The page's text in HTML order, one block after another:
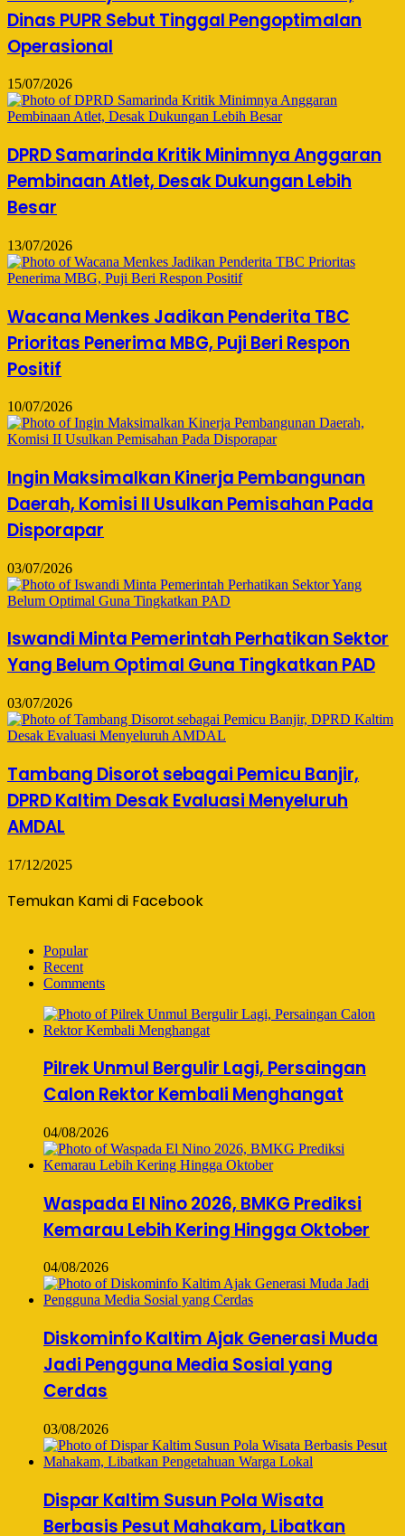
Dinas PUPR Sebut Tinggal Pengoptimalan
Operasional
15/07/2026
DPRD Samarinda Kritik Minimnya Anggaran
Pembinaan Atlet, Desak Dukungan Lebih
Besar
13/07/2026
Wacana Menkes Jadikan Penderita TBC
Prioritas Penerima MBG, Puji Beri Respon
Positif
10/07/2026
Ingin Maksimalkan Kinerja Pembangunan
Daerah, Komisi II Usulkan Pemisahan Pada
Disporapar
03/07/2026
Iswandi Minta Pemerintah Perhatikan Sektor
Yang Belum Optimal Guna Tingkatkan PAD
03/07/2026
Tambang Disorot sebagai Pemicu Banjir,
DPRD Kaltim Desak Evaluasi Menyeluruh
AMDAL
17/12/2025
Temukan Kami di Facebook
Popular
Recent
Comments
Pilrek Unmul Bergulir Lagi, Persaingan
Calon Rektor Kembali Menghangat
04/08/2026
Waspada El Nino 2026, BMKG Prediksi
Kemarau Lebih Kering Hingga Oktober
04/08/2026
Diskominfo Kaltim Ajak Generasi Muda
Jadi Pengguna Media Sosial yang
Cerdas
03/08/2026
Dispar Kaltim Susun Pola Wisata
Berbasis Pesut Mahakam, Libatkan